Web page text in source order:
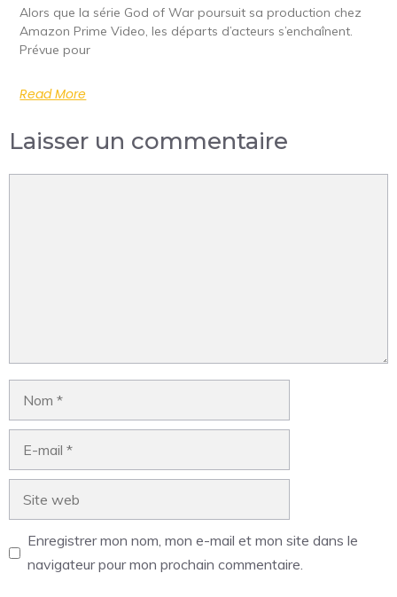
Alors que la série God of War poursuit sa production chez
Amazon Prime Video, les départs d’acteurs s’enchaînent.
Prévue pour
Read More
Laisser un commentaire
Enregistrer mon nom, mon e-mail et mon site dans le
navigateur pour mon prochain commentaire.